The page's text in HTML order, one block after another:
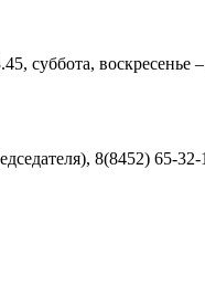
суббота, воскресенье
8(8452) 65-